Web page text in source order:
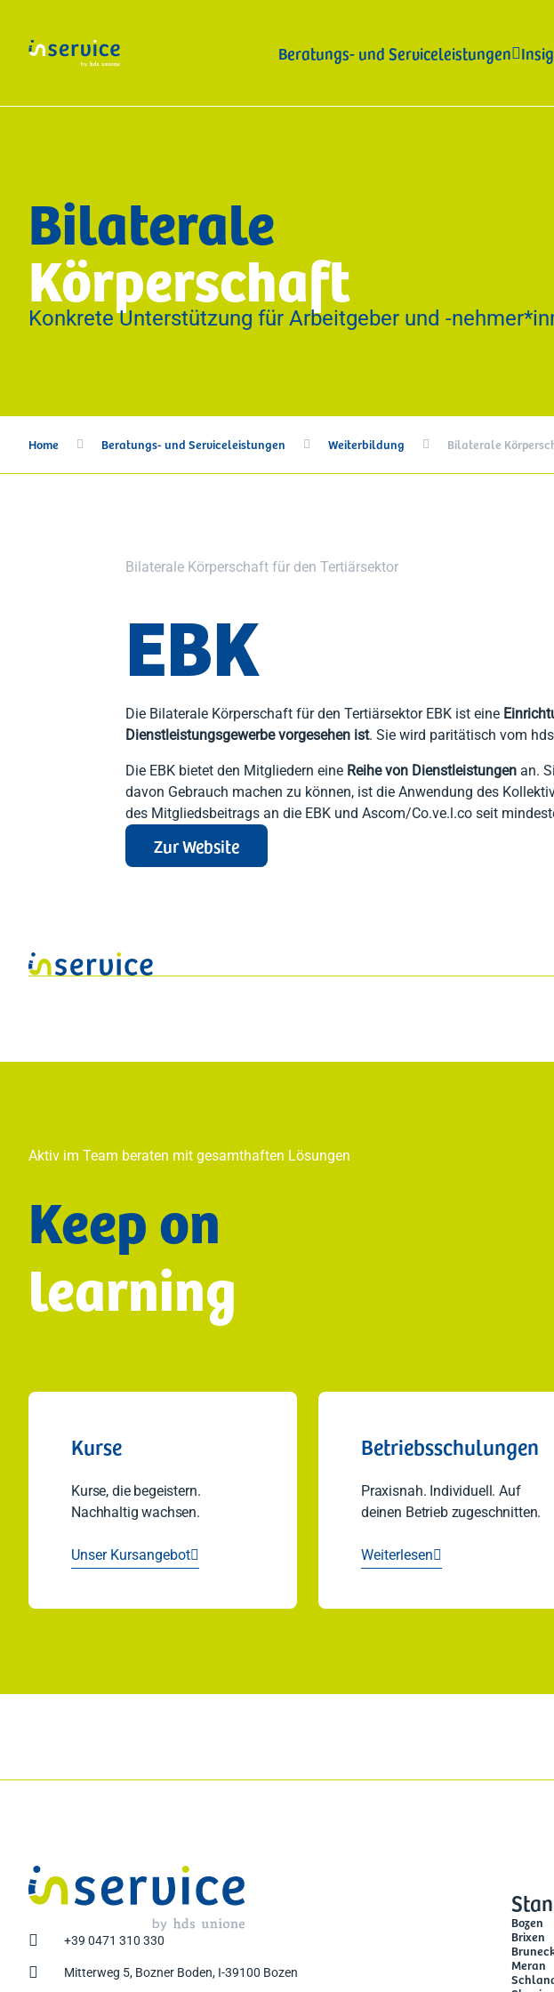
Beratungs- und Serviceleistungen
E-Rechnungen
Mehrwertsteuer
NISF/INPS-Beiträge Software
Betriebsberatung
UnternehmensgründungMeldungen Ämter
Einkommenserklärung
Bilaterale
Körperschaft
Konkrete Unterstützung für Arbeitgeber und -
Home  Beratungs- und Serviceleistungen  Weiterbildung  Bilaterale
Bilaterale Körperschaft für den Tertiärsektor
EBK
Die Bilaterale Körperschaft für den Tertiärsektor EBK ist eine
Dienstleistungsgewerbe vorgesehen ist. Sie wird paritätisch vom
Die EBK bietet den Mitgliedern eine Reihe von Dienstleistungenan.
davon Gebrauch machen zu können, ist die Anwendung des
des Mitgliedsbeitrags an die EBK und Ascom/Co.ve.l.co seit
Zur Website
Aktiv im Team beraten mit gesamthaften Lösungen
Keep on
learning
Kurse
Kurse, die begeistern.
Nachhaltig wachsen.
Unser Kursangebot
Betriebsschulungen
Praxisnah. Individuell. Auf
deinen Betrieb zugeschnitten.
Weiterlesen
 +39 0471 310 330
 Mitterweg 5, Bozner Boden, I-39100 Bozen
Bozen
Brixen
Meran